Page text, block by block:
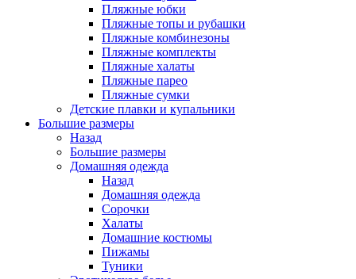
Пляжные юбки
Пляжные топы и рубашки
Пляжные комбинезоны
Пляжные комплекты
Пляжные халаты
Пляжные парео
Пляжные сумки
Детские плавки и купальники
Большие размеры
Назад
Большие размеры
Домашняя одежда
Назад
Домашняя одежда
Сорочки
Халаты
Домашние костюмы
Пижамы
Туники